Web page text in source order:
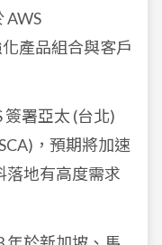
AWS
產品組合與客戶
簽署亞太 (台北)
，預期將加速
落地有高度需求